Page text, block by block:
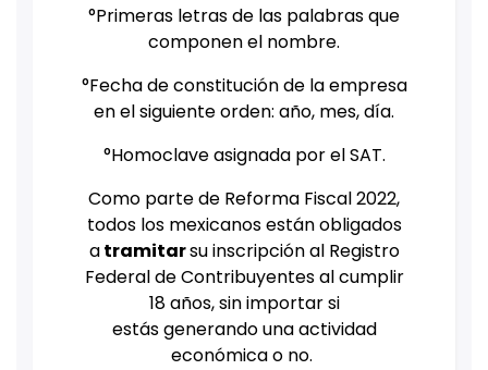
°Primeras letras de las palabras que
componen el nombre.
°Fecha de constitución de la empresa
en el siguiente orden: año, mes, día.
°Homoclave asignada por el SAT.
Como parte de Reforma Fiscal 2022,
todos los mexicanos están obligados
atramitarsu inscripción al Registro
Federal de Contribuyentes al cumplir
18 años, sin importar si
estás generando una actividad
económica o no.